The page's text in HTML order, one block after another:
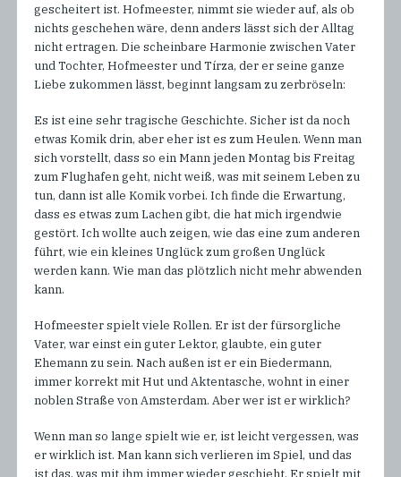
gescheitert ist. Hofmeester, nimmt sie wieder auf, als ob
nichts geschehen wäre, denn anders lässt sich der Alltag
nicht ertragen. Die scheinbare Harmonie zwischen Vater
und Tochter, Hofmeester und Tírza, der er seine ganze
Liebe zukommen lässt, beginnt langsam zu zerbröseln:
Es ist eine sehr tragische Geschichte. Sicher ist da noch
etwas Komik drin, aber eher ist es zum Heulen. Wenn man
sich vorstellt, dass so ein Mann jeden Montag bis Freitag
zum Flughafen geht, nicht weiß, was mit seinem Leben zu
tun, dann ist alle Komik vorbei. Ich finde die Erwartung,
dass es etwas zum Lachen gibt, die hat mich irgendwie
gestört. Ich wollte auch zeigen, wie das eine zum anderen
führt, wie ein kleines Unglück zum großen Unglück
werden kann. Wie man das plötzlich nicht mehr abwenden
kann.
Hofmeester spielt viele Rollen. Er ist der fürsorgliche
Vater, war einst ein guter Lektor, glaubte, ein guter
Ehemann zu sein. Nach außen ist er ein Biedermann,
immer korrekt mit Hut und Aktentasche, wohnt in einer
noblen Straße von Amsterdam. Aber wer ist er wirklich?
Wenn man so lange spielt wie er, ist leicht vergessen, was
er wirklich ist. Man kann sich verlieren im Spiel, und das